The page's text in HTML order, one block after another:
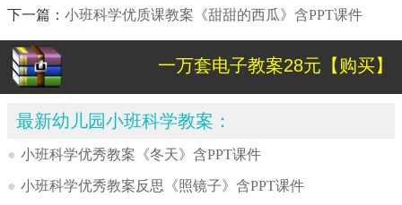
下一篇：小班科学优质课教案《甜甜的西瓜》含PPT课件
一万套电子教案28元【购买】
最新幼儿园小班科学教案：
● 小班科学优秀教案《冬天》含PPT课件
● 小班科学优秀教案反思《照镜子》含PPT课件